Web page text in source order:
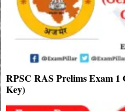
RPSC RAS Prelims Exam 1
Key)